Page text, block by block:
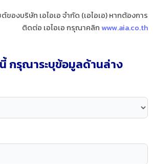
ต์ของบริษัท เอไอเอ จำกัด (เอไอเอ) หากต้องการ
ติดต่อ เอไอเอ กรุณาคลิก www.aia.co.th
กรุณาระบุข้อมูลด้านล่าง​